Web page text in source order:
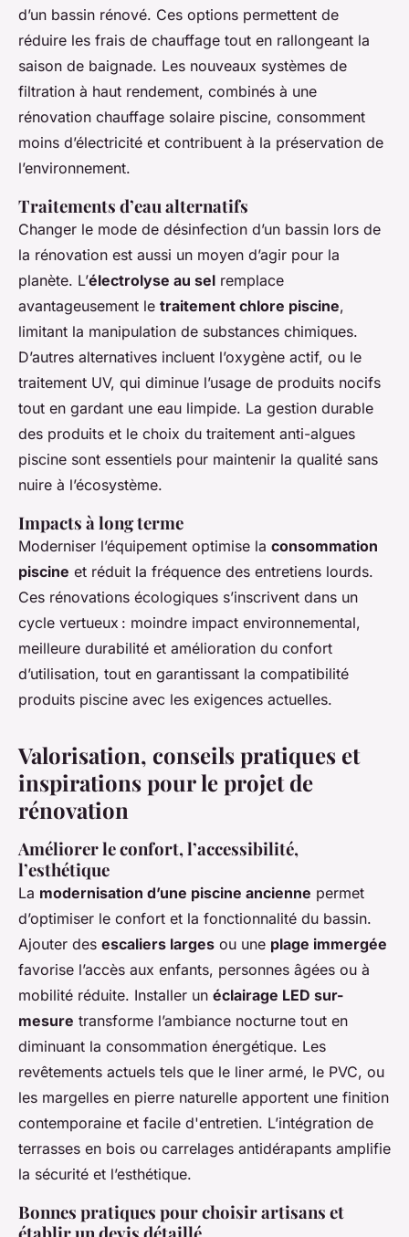
d’un bassin rénové. Ces options permettent de
réduire les frais de chauffage tout en rallongeant la
saison de baignade. Les nouveaux systèmes de
filtration à haut rendement, combinés à une
rénovation chauffage solaire piscine, consomment
moins d’électricité et contribuent à la préservation de
l’environnement.
Traitements d’eau alternatifs
Changer le mode de désinfection d’un bassin lors de
la rénovation est aussi un moyen d’agir pour la
planète. L’électrolyse au sel remplace
avantageusement le traitement chlore piscine,
limitant la manipulation de substances chimiques.
D’autres alternatives incluent l’oxygène actif, ou le
traitement UV, qui diminue l’usage de produits nocifs
tout en gardant une eau limpide. La gestion durable
des produits et le choix du traitement anti-algues
piscine sont essentiels pour maintenir la qualité sans
nuire à l’écosystème.
Impacts à long terme
Moderniser l’équipement optimise la consommation
piscine et réduit la fréquence des entretiens lourds.
Ces rénovations écologiques s’inscrivent dans un
cycle vertueux : moindre impact environnemental,
meilleure durabilité et amélioration du confort
d’utilisation, tout en garantissant la compatibilité
produits piscine avec les exigences actuelles.
Valorisation, conseils pratiques et
inspirations pour le projet de
rénovation
Améliorer le confort, l’accessibilité,
l’esthétique
La modernisation d’une piscine ancienne permet
d’optimiser le confort et la fonctionnalité du bassin.
Ajouter des escaliers larges ou une plage immergée
favorise l’accès aux enfants, personnes âgées ou à
mobilité réduite. Installer un éclairage LED sur-
mesure transforme l’ambiance nocturne tout en
diminuant la consommation énergétique. Les
revêtements actuels tels que le liner armé, le PVC, ou
les margelles en pierre naturelle apportent une finition
contemporaine et facile d'entretien. L’intégration de
terrasses en bois ou carrelages antidérapants amplifie
la sécurité et l’esthétique.
Bonnes pratiques pour choisir artisans et